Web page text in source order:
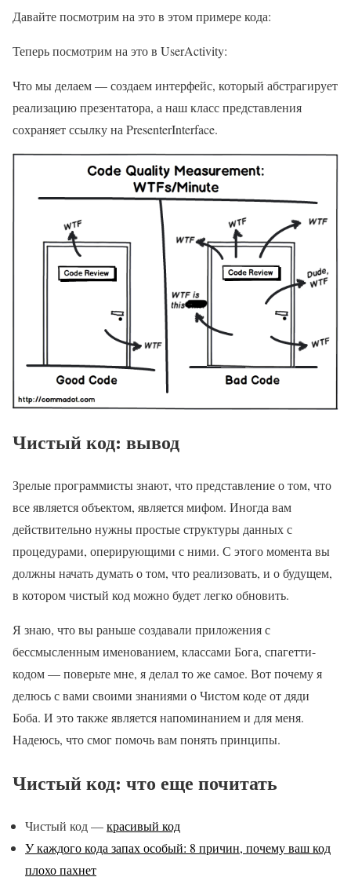
Давайте посмотрим на это в этом примере кода:
Теперь посмотрим на это в UserActivity:
Что мы делаем — создаем интерфейс, который абстрагирует
реализацию презентатора, а наш класс представления
сохраняет ссылку на PresenterInterface.
Чистый код: вывод
Зрелые программисты знают, что представление о том, что
все является объектом, является мифом. Иногда вам
действительно нужны простые структуры данных с
процедурами, оперирующими с ними. С этого момента вы
должны начать думать о том, что реализовать, и о будущем,
в котором чистый код можно будет легко обновить.
Я знаю, что вы раньше создавали приложения с
бессмысленным именованием, классами Бога, спагетти-
кодом — поверьте мне, я делал то же самое. Вот почему я
делюсь с вами своими знаниями о Чистом коде от дяди
Боба. И это также является напоминанием и для меня.
Надеюсь, что смог помочь вам понять принципы.
Чистый код: что еще почитать
Чистый код —красивый код
У каждого кода запах особый: 8 причин, почему ваш код
плохо пахнет